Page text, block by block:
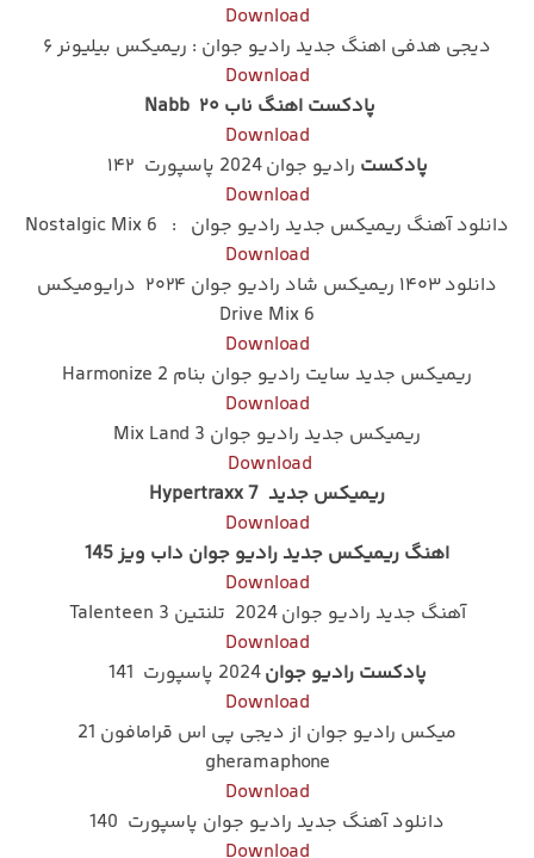
Download
دیجی هدفی اهنگ جدید رادیو جوان : ریمیکس بیلیونر ۶
Download
پادکست اهنگ ناب ۲۰ Nabb
Download
پادکست رادیو جوان 2024 پاسپورت ۱۴۲
Download
دانلود آهنگ ریمیکس جدید رادیو جوان : Nostalgic Mix 6
Download
دانلود ۱۴۰۳ ریمیکس شاد رادیو جوان ۲۰۲۴ درایومیکس
Drive Mix 6
Download
ریمیکس جدید سایت رادیو جوان بنام Harmonize 2
Download
ریمیکس جدید رادیو جوان Mix Land 3
Download
ریمیکس جدید Hypertraxx 7
Download
اهنگ ریمیکس جدید رادیو جوان داب ویز 145
Download
آهنگ جدید رادیو جوان 2024 تلنتین Talenteen 3
Download
پادکست رادیو جوان2024 پاسپورت 141
Download
میکس رادیو جوان از دیجی پی اس قرامافون 21
gheramaphone
Download
دانلود آهنگ جدید رادیو جوان پاسپورت 140